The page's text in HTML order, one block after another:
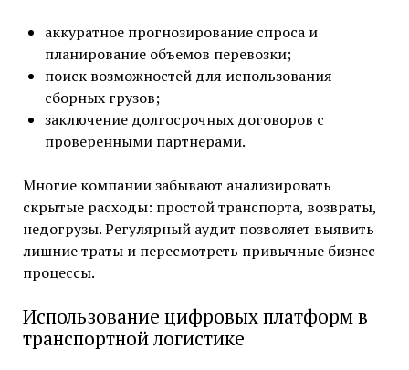
аккуратное прогнозирование спроса и
планирование объемов перевозки;
поиск возможностей для использования
сборных грузов;
заключение долгосрочных договоров с
проверенными партнерами.
Многие компании забывают анализировать
скрытые расходы: простой транспорта, возвраты,
недогрузы. Регулярный аудит позволяет выявить
лишние траты и пересмотреть привычные бизнес-
процессы.
Использование цифровых платформ в
транспортной логистике